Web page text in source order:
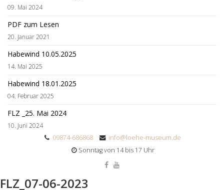
09. Mai 2024
PDF zum Lesen
20. Januar 2021
Habewind 10.05.2025
14. Mai 2025
Habewind 18.01.2025
04. Februar 2025
FLZ _25. Mai 2024
10. Juni 2024
09874-686868
info@loehe-museum.de
Sonntag von 14 bis 17 Uhr
FLZ_07-06-2023